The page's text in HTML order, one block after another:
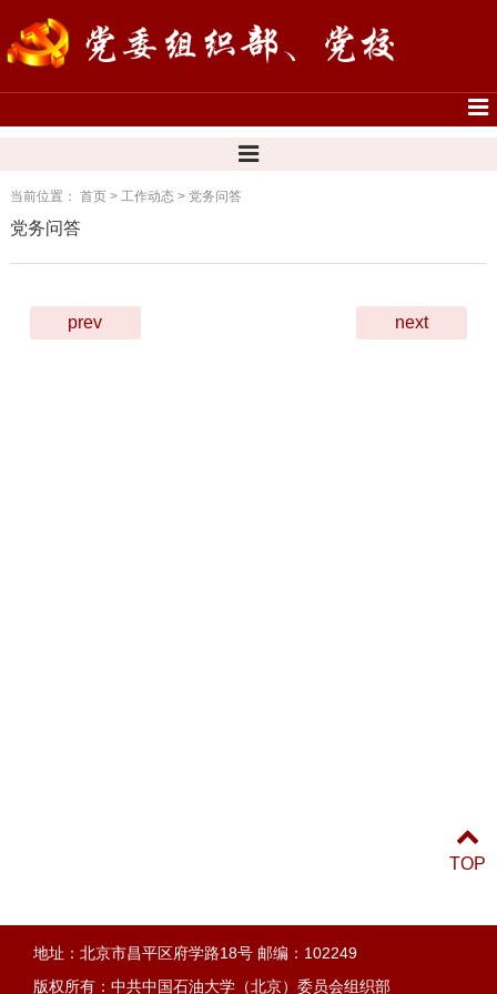
当前位置： 首页> 工作动态 > 党务问答
党务问答
prev next
地址：北京市昌平区府学路18号 邮编：102249
版权所有：中共中国石油大学（北京）委员会组织部
TOP